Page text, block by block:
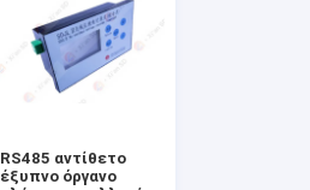
RS485 αντίθετο
έξυπνο όργανο